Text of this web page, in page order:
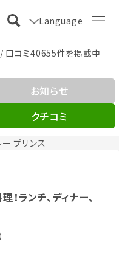
Language
口コミ40655件を掲載中
ー プリンス
お知らせ
クチコミ
ランチ、ディナー、